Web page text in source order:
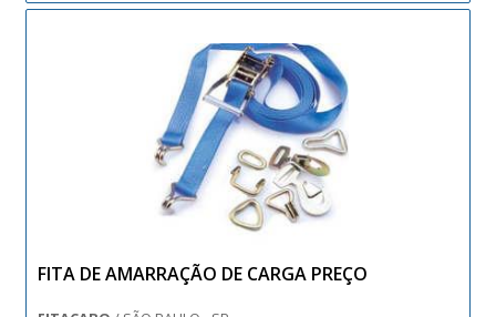
transporte de cargas, já que ....
FITA DE AMARRAÇÃO DE CARGA PREÇO